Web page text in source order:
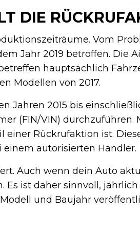
DIE
Vom
Jahr 2019 betroffen. Die
hauptsächlich
Modellen von 2017.
Jahren 2015 bis
(FIN/VIN) durchzuführen.
Rückrufaktion ist.
autorisierten Händler.
Auch wenn dein Auto
Es ist daher sinnvoll, jährlich
und Baujahr